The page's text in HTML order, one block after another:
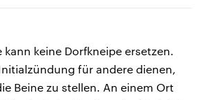
kann keine Dorfkneipe ersetzen.
für andere dienen,
Beine zu stellen. An einem Ort